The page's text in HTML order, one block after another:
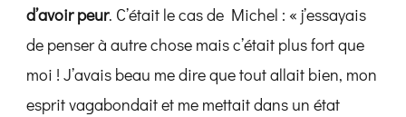
d’avoir peur. C’était le cas de Michel : « j’essayais
de penser à autre chose mais c’était plus fort que
moi ! J’avais beau me dire que tout allait bien, mon
esprit vagabondait et me mettait dans un état